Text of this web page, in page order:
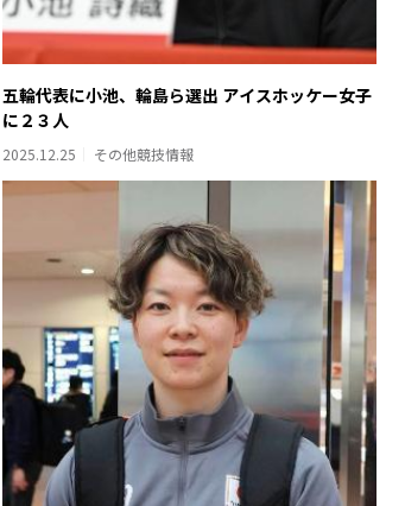
五輪代表に小池、輪島ら選出 アイスホッケー女子
に２３人
2025.12.25 その他競技情報